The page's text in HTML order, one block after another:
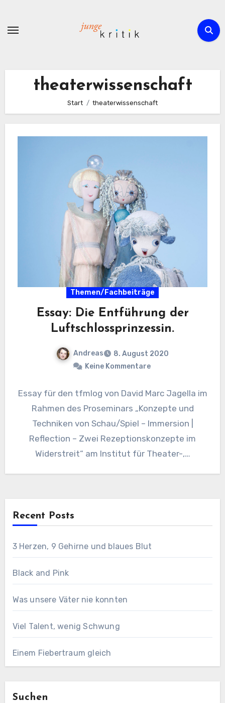
springen
theaterwissenschaft
Start theaterwissenschaft
Themen/Fachbeiträge
Essay: Die Entführung der
Luftschlossprinzessin.
Andreas
8. August 2020
Keine Kommentare
Essay für den tfmlog von David Marc Jagella im
Rahmen des Proseminars „Konzepte und
Techniken von Schau/Spiel – Immersion |
Reflection – Zwei Rezeptionskonzepte im
Widerstreit“ am Institut für Theater-,…
Recent Posts
3 Herzen, 9 Gehirne und blaues Blut
Black and Pink
Was unsere Väter nie konnten
Viel Talent, wenig Schwung
Einem Fiebertraum gleich
Suchen